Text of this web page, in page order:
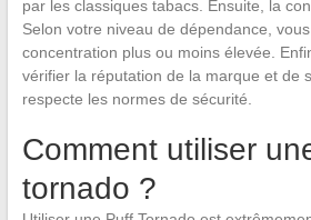
par les classiques tabacs. Ensuite, la
Selon votre niveau de dépendance,
concentration plus ou moins élevée.
vérifier la réputation de la marque et de
respecte les normes de sécurité.
Comment utiliser
tornado ?